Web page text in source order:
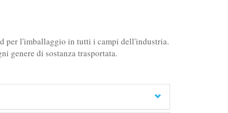
per l'imballaggio in tutti i campi dell'industria.
genere di sostanza trasportata.